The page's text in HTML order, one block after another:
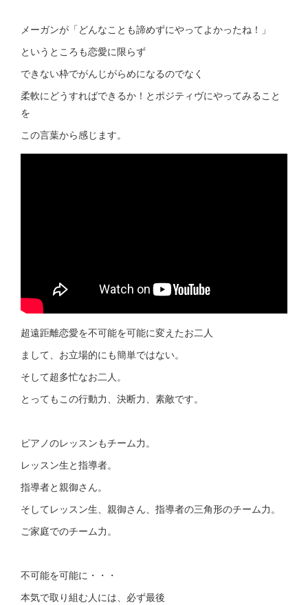
メーガンが「どんなことも諦めずにやってよかったね！」
というところも恋愛に限らず
できない枠でがんじがらめになるのでなく
柔軟にどうすればできるか！とポジティヴにやってみること
を
この言葉から感じます。
超遠距離恋愛を不可能を可能に変えたお二人
まして、お立場的にも簡単ではない。
そして超多忙なお二人。
とってもこの行動力、決断力、素敵です。
ピアノのレッスンもチーム力。
レッスン生と指導者。
指導者と親御さん。
そしてレッスン生、親御さん、指導者の三角形のチーム力。
ご家庭でのチーム力。
不可能を可能に・・・
本気で取り組む人には、必ず最後